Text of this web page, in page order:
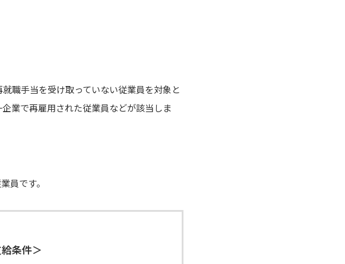
職手当を受け取っていない従業員を対象と
業で再雇用された従業員などが該当しま
員です。
条件＞